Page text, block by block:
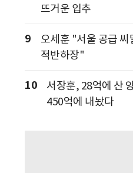
뜨거운 입추
9
오세훈 "서울 공급 씨
적반하장"
10
서장훈, 28억에 산
450억에 내놨다